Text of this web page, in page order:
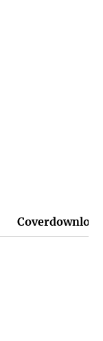
Coverdownload